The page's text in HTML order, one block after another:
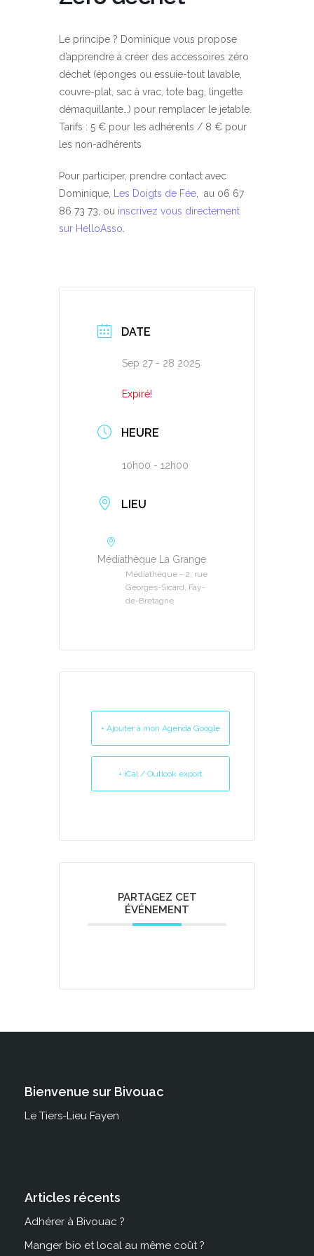
Le principe ? Dominique vous propose
d’apprendre à créer des accessoires zéro
déchet (éponges ou essuie-tout lavable,
couvre-plat, sac à vrac, tote bag, lingette
démaquillante…) pour remplacer le jetable.
Tarifs : 5 € pour les adhérents / 8 € pour
les non-adhérents
Pour participer, prendre contact avec
Dominique,
Les Doigts de Fée , au 06 67
86 73 73, ou inscrivez vous directement
sur HelloAsso
DATE
Sep 27 - 28 2025
Expiré!
HEURE
10h00 - 12h00
LIEU
Médiathèque La Grange
Médiathèque - 2, rue
Georges-Sicard, Fay-
de-Bretagne
+ Ajouter à mon Agenda Google
+ iCal / Outlook export
PARTAGEZ CET
ÉVÉNEMENT
Bienvenue sur Bivouac
Le Tiers-Lieu Fayen
Articles récents
Adhérer à Bivouac ?
Manger bio et local au même coût ?